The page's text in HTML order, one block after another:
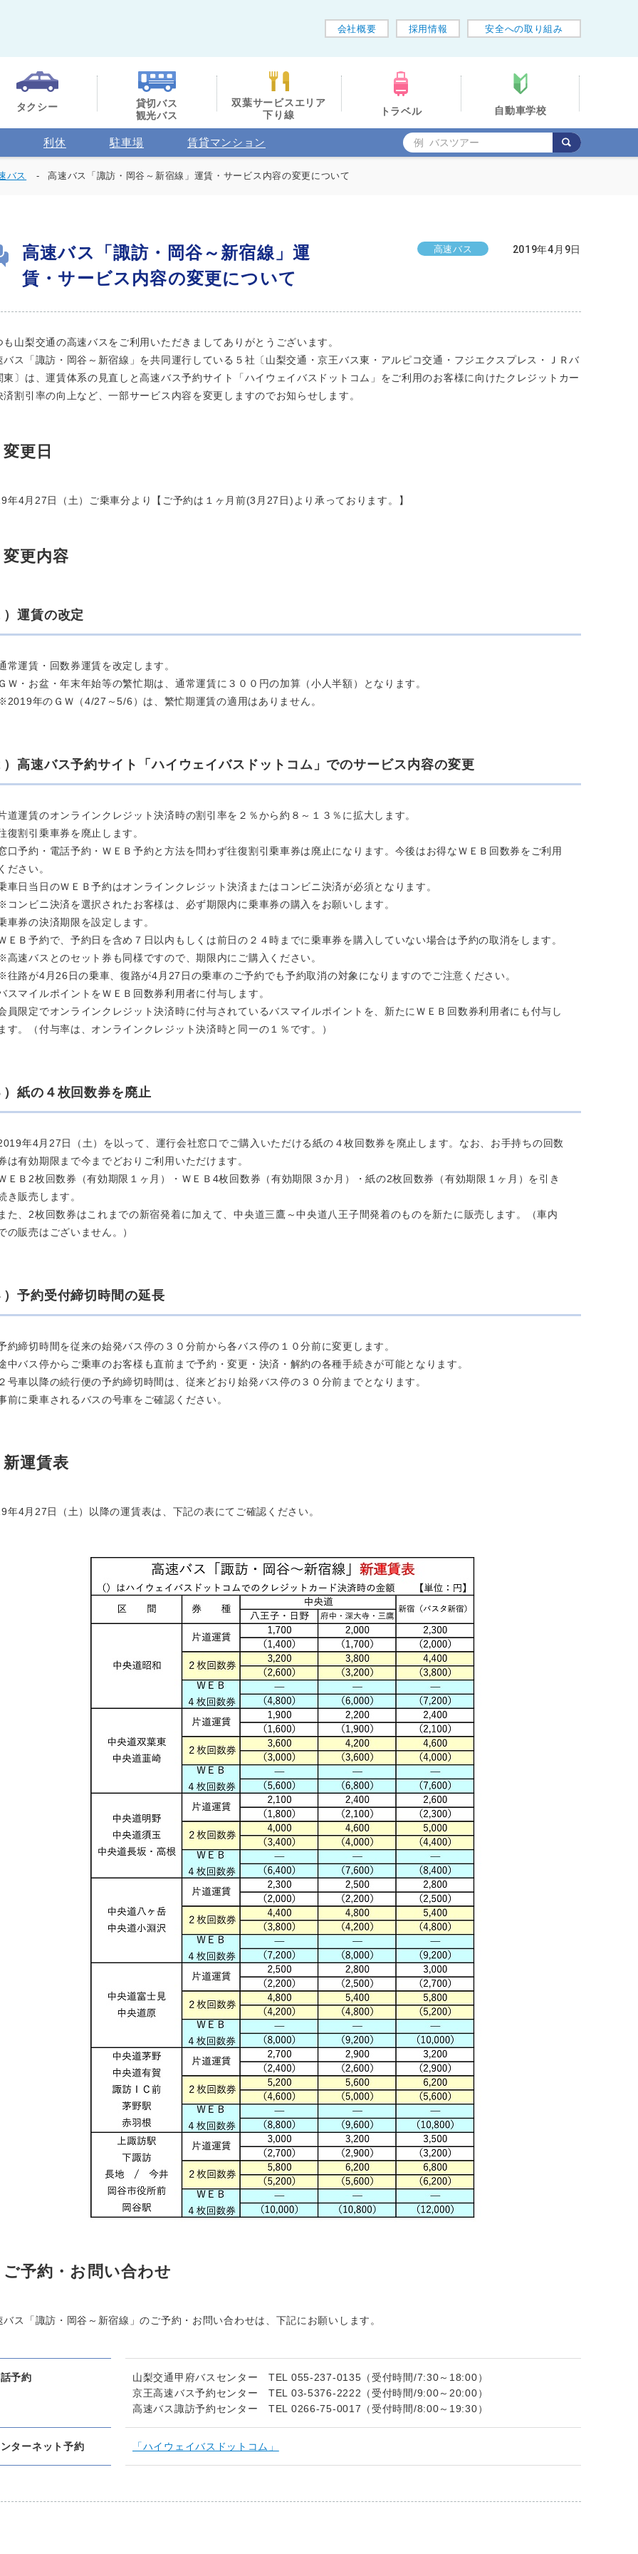
会社概要 採用情報 安全への取り組み
タクシー
貸切バス
観光バス
双葉サービスエリア
下り線
トラベル 自動車学校
利休 駐車場 賃貸マンション
バス 高速バス「諏訪・岡谷～新宿線」運賃・サービス内容の変更について
高速バス「諏訪・岡谷～新宿線」運
賃・サービス内容の変更について
高速バス 2019年4月9日
も山梨交通の高速バスをご利用いただきましてありがとうございます。
バス「諏訪・岡谷～新宿線」を共同運行している５社〔山梨交通・京王バス東・アルピコ交通・フジエクスプレス・ＪＲバ
東〕は、運賃体系の見直しと高速バス予約サイト「ハイウェイバスドットコム」をご利用のお客様に向けたクレジットカー
済割引率の向上など、一部サービス内容を変更しますのでお知らせします。
変更日
年4月27日（土）ご乗車分より【ご予約は１ヶ月前(3月27日)より承っております。】
変更内容
）運賃の改定
常運賃・回数券運賃を改定します。
Ｗ・お盆・年末年始等の繁忙期は、通常運賃に３００円の加算（小人半額）となります。
年のＧＷ（4/27～5/6）は、繁忙期運賃の適用はありません。
）高速バス予約サイト「ハイウェイバスドットコム」でのサービス内容の変更
道運賃のオンラインクレジット決済時の割引率を２％から約８～１３％に拡大します。
復割引乗車券を廃止します。
口予約・電話予約・ＷＥＢ予約と方法を問わず往復割引乗車券は廃止になります。今後はお得なＷＥＢ回数券をご利用
ださい。
車日当日のＷＥＢ予約はオンラインクレジット決済またはコンビニ決済が必須となります。
コンビニ決済を選択されたお客様は、必ず期限内に乗車券の購入をお願いします。
車券の決済期限を設定します。
ＥＢ予約で、予約日を含め７日以内もしくは前日の２４時までに乗車券を購入していない場合は予約の取消をします。
高速バスとのセット券も同様ですので、期限内にご購入ください。
往路が4月26日の乗車、復路が4月27日の乗車のご予約でも予約取消の対象になりますのでご注意ください。
スマイルポイントをＷＥＢ回数券利用者に付与します。
員限定でオンラインクレジット決済時に付与されているバスマイルポイントを、新たにＷＥＢ回数券利用者にも付与し
す。（付与率は、オンラインクレジット決済時と同一の１％です。）
）紙の４枚回数券を廃止
年4月27日（土）を以って、運行会社窓口でご購入いただける紙の４枚回数券を廃止します。なお、お手持ちの回数
は有効期限まで今までどおりご利用いただけます。
ＥＢ2枚回数券（有効期限１ヶ月）・ＷＥＢ4枚回数券（有効期限３か月）・紙の2枚回数券（有効期限１ヶ月）を引き
き販売します。
た、2枚回数券はこれまでの新宿発着に加えて、中央道三鷹～中央道八王子間発着のものを新たに販売します。（車内
の販売はございません。）
）予約受付締切時間の延長
約締切時間を従来の始発バス停の３０分前から各バス停の１０分前に変更します。
中バス停からご乗車のお客様も直前まで予約・変更・決済・解約の各種手続きが可能となります。
号車以降の続行便の予約締切時間は、従来どおり始発バス停の３０分前までとなります。
前に乗車されるバスの号車をご確認ください。
新運賃表
年4月27日（土）以降の運賃表は、下記の表にてご確認ください。
ご予約・お問い合わせ
バス「諏訪・岡谷～新宿線」のご予約・お問い合わせは、下記にお願いします。
予約
山梨交通甲府バスセンター TEL 055-237-0135（受付時間/7:30～18:00）
京王高速バス予約センター TEL 03-5376-2222（受付時間/9:00～20:00）
高速バス諏訪予約センター TEL 0266-75-0017（受付時間/8:00～19:30）
ターネット予約 「ハイウェイバスドットコム」